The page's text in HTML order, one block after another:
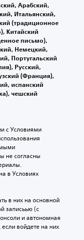
Арабский,
Итальянский,
(традиционное
Китайский
письмо),
Немецкий,
Португальский
Русский,
(Франция),
испанский
чешский
с Условиями
не согласны
в Условиях
в них на основной
записьью (с
и автономная
войдете на них